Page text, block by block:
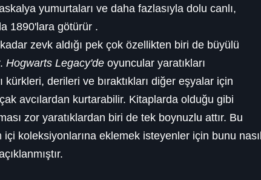
yumurtaları ve daha fazlasıyla dolu canlı,
1890'lara götürür .
zevk aldığı pek çok özellikten biri de büyülü
Hogwarts Legacy'de oyuncular yaratıkları
kürkleri, derileri ve bıraktıkları diğer eşyalar için
avcılardan kurtarabilir. Kitaplarda olduğu gibi
zor yaratıklardan biri de tek boynuzlu attır. Bu
içi koleksiyonlarına eklemek isteyenler için bunu nasıl